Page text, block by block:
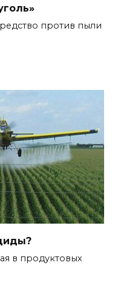
против пыли
в продуктовых